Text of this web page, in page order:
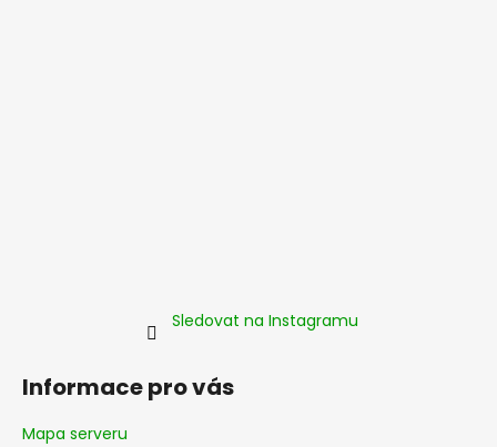
Sledovat na Instagramu
Informace pro vás
Mapa serveru